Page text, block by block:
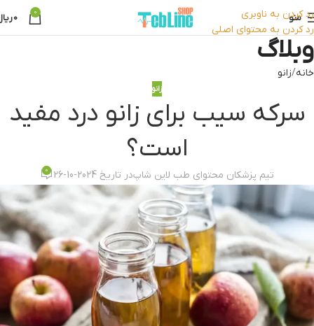
رد کردن به ناوبری
رد کردن به محتوای اصلی
منو 0
0
وبلاگ
خانه زانو
زانو
سرکه سیب برای زانو درد مفید
است؟
تیم پزشکان محتوای طب لاین شاپدر تاریخ 2024-10-26 0